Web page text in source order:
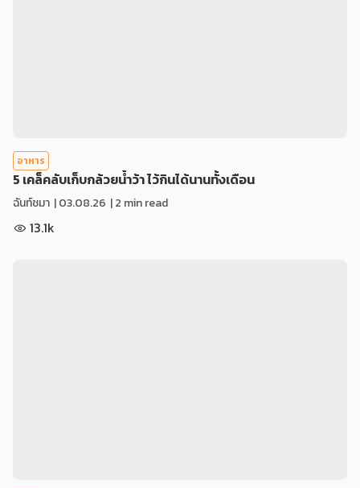
อาหาร
5 เคล็คลับเก็บกล้วยน้ำว้า ไว้กินได้นานทั้งเดือน
ฉันท์ชมา |03.08.26 | 2 min read
13.1k